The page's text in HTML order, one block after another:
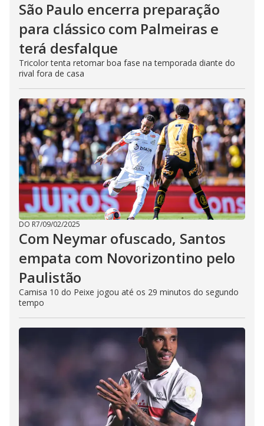
São Paulo encerra preparação
para clássico com Palmeiras e
terá desfalque
Tricolor tenta retomar boa fase na temporada diante do
rival fora de casa
DO R7/09/02/2025
Com Neymar ofuscado, Santos
empata com Novorizontino pelo
Paulistão
Camisa 10 do Peixe jogou até os 29 minutos do segundo
tempo